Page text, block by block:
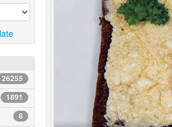
26255
1891
8